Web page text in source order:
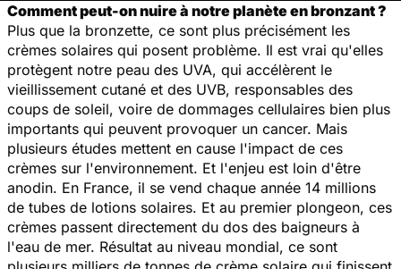
Comment peut-on nuire à notre planète en bronzant ?
Plus que la bronzette, ce sont plus précisément les
crèmes solaires qui posent problème. Il est vrai qu'elles
protègent notre peau des UVA, qui accélèrent le
vieillissement cutané et des UVB, responsables des
coups de soleil, voire de dommages cellulaires bien plus
importants qui peuvent provoquer un cancer. Mais
plusieurs études mettent en cause l'impact de ces
crèmes sur l'environnement. Et l'enjeu est loin d'être
anodin. En France, il se vend chaque année 14 millions
de tubes de lotions solaires. Et au premier plongeon, ces
crèmes passent directement du dos des baigneurs à
l'eau de mer. Résultat au niveau mondial, ce sont